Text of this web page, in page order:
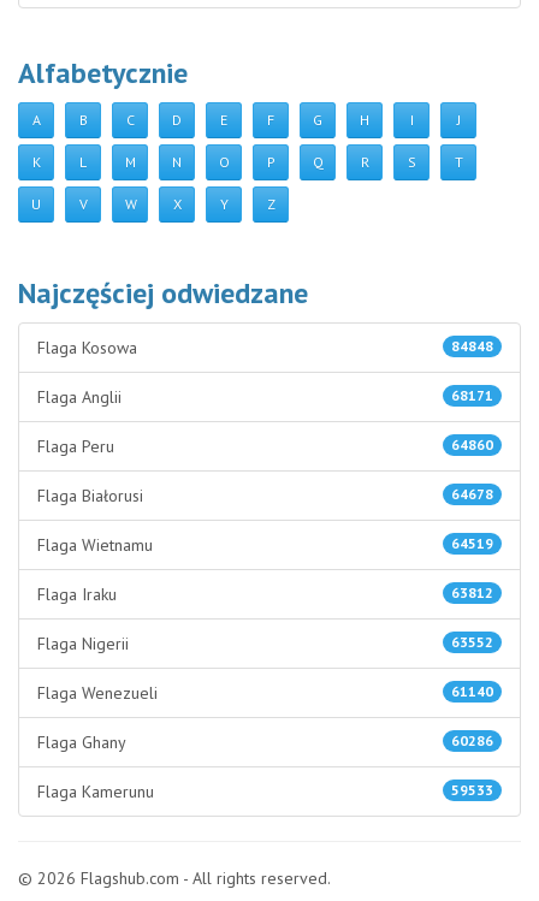
Alfabetycznie
A B C D E F G H I J
K L M N O P Q R S T
U V W X Y Z
Najczęściej odwiedzane
84848
Flaga Kosowa
68171
Flaga Anglii
64860
Flaga Peru
64678
Flaga Białorusi
64519
Flaga Wietnamu
63812
Flaga Iraku
63552
Flaga Nigerii
61140
Flaga Wenezueli
60286
Flaga Ghany
59533
Flaga Kamerunu
© 2026 Flagshub.com - All rights reserved.